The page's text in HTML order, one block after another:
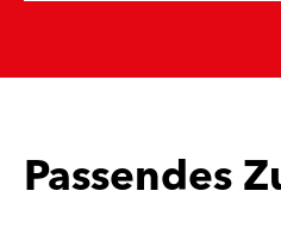
Passendes